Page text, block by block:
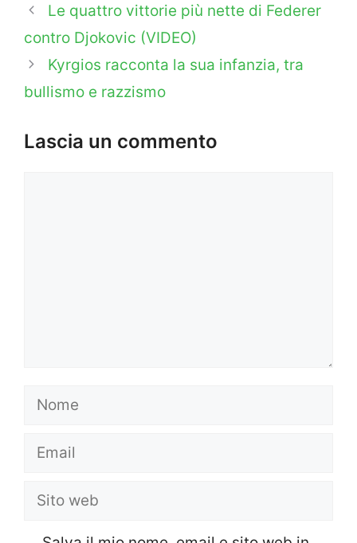
Le quattro vittorie più nette di Federer
contro Djokovic (VIDEO)
Kyrgios racconta la sua infanzia, tra
bullismo e razzismo
Lascia un commento
Nome
Email
Sito